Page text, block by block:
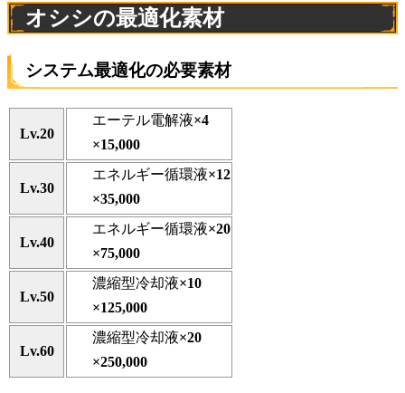
オシシの最適化素材
システム最適化の必要素材
Lv.20
エーテル電解液×4
×15,000
Lv.30
エネルギー循環液×12
×35,000
Lv.40
エネルギー循環液×20
×75,000
Lv.50
濃縮型冷却液×10
×125,000
Lv.60
濃縮型冷却液×20
×250,000